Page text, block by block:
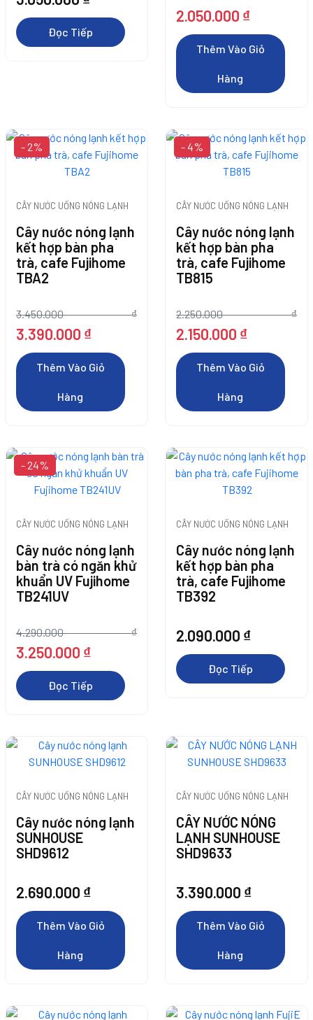
Thêm Vào Giỏ Thêm Vào Giỏ
Hàng Hàng
Thêm Vào Giỏ Thêm Vào Giỏ
Hàng Hàng
Thêm Vào Giỏ
Hàng
Thêm Vào Giỏ
Hàng
Thêm Vào Giỏ
Hàng
Thêm Vào Giỏ
Hàng
Thêm Vào Giỏ
Hàng
Hàng Thêm Vào Giỏ
Thêm Vào Giỏ Thêm Vào Giỏ
Thêm Vào Giỏ
Hàng
Thêm Vào Giỏ
Hàng
Hàng Hàng
Hàng
Thêm Vào Giỏ
Hàng
Thêm Vào Giỏ
Hàng
Thêm Vào Giỏ
Hàng
Thêm Vào Giỏ
Hàng
Thêm Vào Giỏ
Hàng
Đọc Tiếp
Giá
là:
2.050.000 ₫Giá
tại
2.050.000 ₫.
Thêm Vào Giỏ
Hàng
- 2%
CÂY NƯỚC UỐNG NÓNG LẠNH
Cây nước nóng lạnh
kết hợp bàn pha
trà, cafe Fujihome
TBA2
3.450.000₫
Giá
là:
3.390.000 ₫Giá
tại
3.390.000 ₫.
Thêm Vào Giỏ
Hàng
- 4%
CÂY NƯỚC UỐNG NÓNG LẠNH
Cây nước nóng lạnh
kết hợp bàn pha
trà, cafe Fujihome
TB815
2.250.000₫
Giá
là:
2.150.000 ₫Giá
tại
2.150.000 ₫.
Thêm Vào Giỏ
Hàng
- 24%
CÂY NƯỚC UỐNG NÓNG LẠNH
Cây nước nóng lạnh
bàn trà có ngăn khử
khuẩn UV Fujihome
TB241UV
4.290.000₫
Giá
là:
4.290.000 ₫.
3.250.000 ₫Giá
tại
là:
Đọc Tiếp
CÂY NƯỚC UỐNG NÓNG LẠNH
Cây nước nóng lạnh
kết hợp bàn pha
trà, cafe Fujihome
TB392
2.090.000 ₫
Đọc Tiếp
CÂY NƯỚC UỐNG NÓNG LẠNH
Cây nước nóng lạnh
SUNHOUSE
SHD9612
2.690.000 ₫
Thêm Vào Giỏ
Hàng
CÂY NƯỚC UỐNG NÓNG LẠNH
CÂY NƯỚC NÓNG
LẠNH SUNHOUSE
SHD9633
3.390.000 ₫
Thêm Vào Giỏ
Hàng